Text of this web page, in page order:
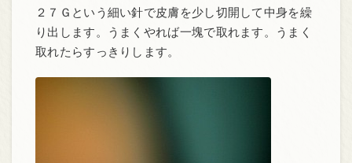
２７Ｇという細い針で皮膚を少し切開して中身を繰
り出します。うまくやれば一塊で取れます。うまく
取れたらすっきりします。